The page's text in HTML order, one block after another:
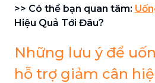
>> Có thể bạn quan tâm:
Hiệu Quả Tới Đâu?
Những lưu ý để
hỗ trợ giảm cân